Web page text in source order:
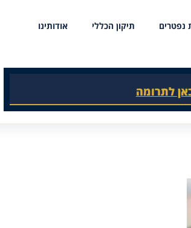
נפטרים תיקון הכללי אודותינו
לתרומה